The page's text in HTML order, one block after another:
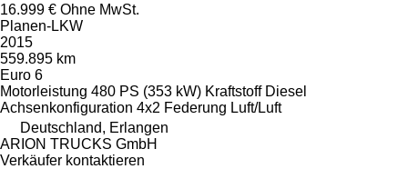
16.999 € Ohne MwSt.
Planen-LKW
2015
559.895 km
Euro 6
Motorleistung 480 PS (353 kW) Kraftstoff Diesel
Achsenkonfiguration 4x2 Federung Luft/Luft
Deutschland, Erlangen
ARION TRUCKS GmbH
Verkäufer kontaktieren